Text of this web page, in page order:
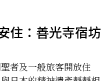
住：善光寺宿坊
者及一般旅客開放住